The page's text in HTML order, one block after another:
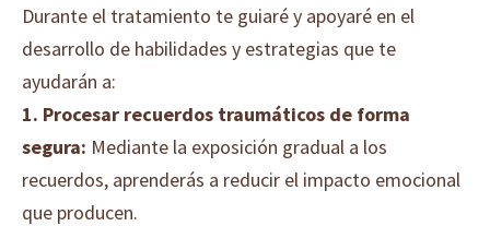
Durante el tratamiento te guiaré y apoyaré en el
desarrollo de habilidades y estrategias que te
ayudarán a:
1. Procesar recuerdos traumáticos de forma
segura: Mediante la exposición gradual a los
recuerdos, aprenderás a reducir el impacto emocional
que producen.